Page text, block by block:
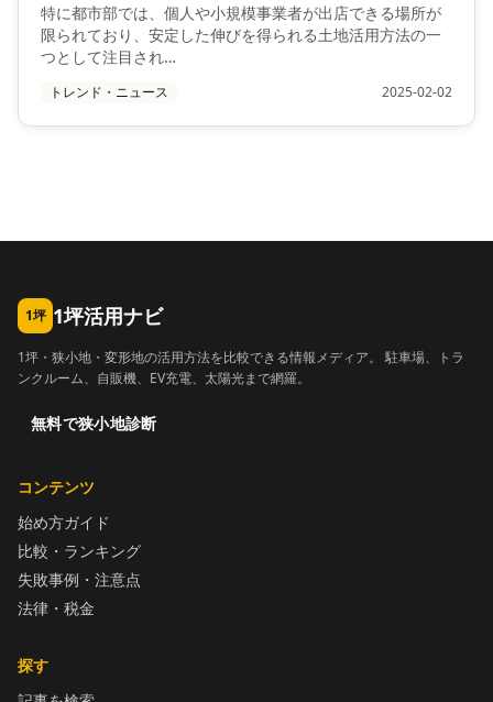
特に都市部では、個人や小規模事業者が出店できる場所が
限られており、安定した伸びを得られる土地活用方法の一
つとして注目され…
トレンド・ニュース 2025-02-02
1坪 1坪活用ナビ
1坪・狭小地・変形地の活用方法を比較できる情報メディア。 駐車場、トラ
ンクルーム、自販機、EV充電、太陽光まで網羅。
無料で狭小地診断
コンテンツ
始め方ガイド
比較・ランキング
失敗事例・注意点
法律・税金
探す